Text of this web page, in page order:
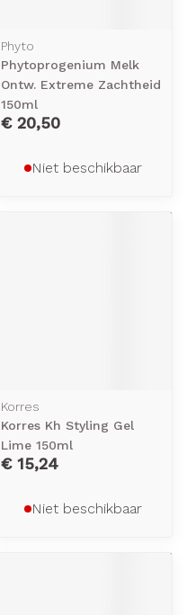
Phyto
Phytoprogenium Melk
Ontw. Extreme Zachtheid
150ml
€ 20,50
Niet beschikbaar
Korres
Korres Kh Styling Gel
Lime 150ml
€ 15,24
Niet beschikbaar